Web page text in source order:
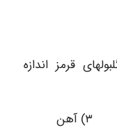
قرمز اندازه
۱) ریبوفلاوین ۲) اسید فولیک ۳) آهن